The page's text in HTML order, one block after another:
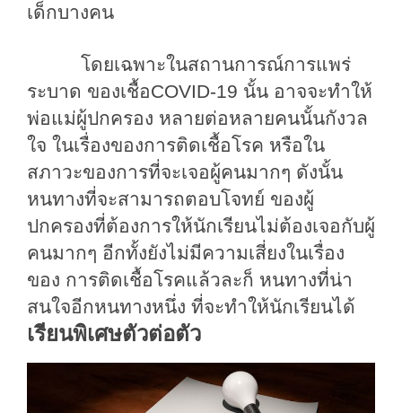
เด็กบางคน
โดยเฉพาะในสถานการณ์การแพร่
ระบาด ของเชื้อCOVID-19 นั้น อาจจะทำให้
พ่อแม่ผู้ปกครอง หลายต่อหลายคนนั้นกังวล
ใจ ในเรื่องของการติดเชื้อโรค หรือใน
สภาวะของการที่จะเจอผู้คนมากๆ ดังนั้น
หนทางที่จะสามารถตอบโจทย์ ของผู้
ปกครองที่ต้องการให้นักเรียนไม่ต้องเจอกับผู้
คนมากๆ อีกทั้งยังไม่มีความเสี่ยงในเรื่อง
ของ การติดเชื้อโรคแล้วละก็ หนทางที่น่า
สนใจอีกหนทางหนึ่ง ที่จะทำให้นักเรียนได้
เรียนพิเศษตัวต่อตัว